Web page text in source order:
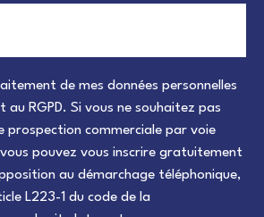
de mes données personnelles
au RGPD. Si vous ne souhaitez pas
prospection commerciale par voie
pouvez vous inscrire gratuitement
au démarchage téléphonique,
L223-1 du code de la